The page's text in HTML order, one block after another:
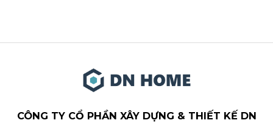
CÔNG TY CỔ PHẦN XÂY DỰNG & THIẾT KẾ DN